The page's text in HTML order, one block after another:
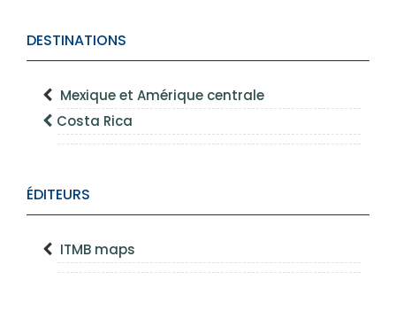
DESTINATIONS
Mexique et Amérique centrale
Costa Rica
ÉDITEURS
ITMB maps